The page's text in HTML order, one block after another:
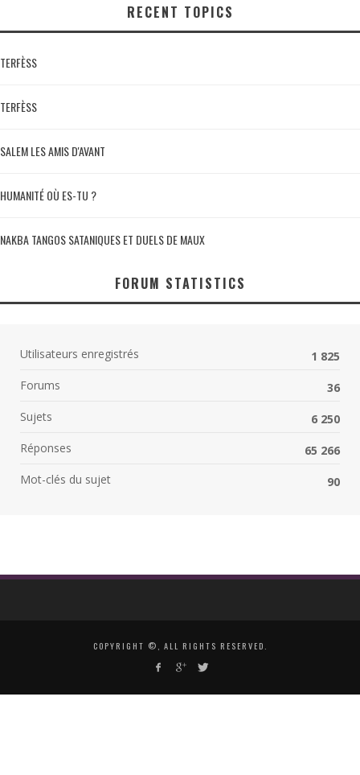
RECENT TOPICS
TERFÈSS
TERFÈSS
SALEM LES AMIS D'AVANT
HUMANITÉ OÙ ES-TU ?
NAKBA TANGOS SATANIQUES ET DUELS DE MAUX
FORUM STATISTICS
Utilisateurs enregistrés
1 825
Forums
36
Sujets
6 250
Réponses
65 266
Mot-clés du sujet
90
COPYRIGHT ©, ALL RIGHTS RESERVED.